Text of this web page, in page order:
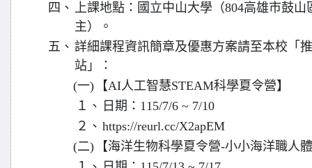
四、 上課地點：國立中山大學（804高雄市鼓
主）。
五、 詳細課程資訊簡章及優惠方案請至本校「
站」：
(一) 【AI人工智慧STEAM科學夏令營】
１、 日期：115/7/6 ~ 7/10
２、 https://reurl.cc/X2apEM
(二) 【海洋生物科學夏令營-小小海洋職人